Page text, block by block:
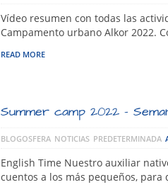
Vídeo resumen con todas las
Campamento urbano Alkor 2022.
READ MORE
Summer camp 2022 –
BLOGOSFERA NOTICIAS PREDETERMINADA
English Time Nuestro auxiliar
cuentos a los más pequeños,